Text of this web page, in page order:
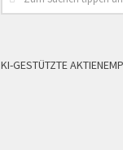
KI-GESTÜTZTE